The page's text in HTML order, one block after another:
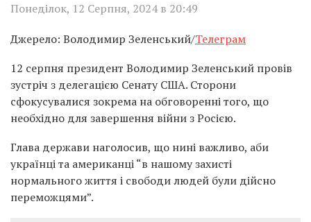
Понеділок, 12 Серпня, 2024 в 20:49
Джерело: Володимир Зеленський/Телеграм
12 серпня президент Володимир Зеленський провів
зустріч з делегацією Сенату США. Сторони
сфокусувалися зокрема на обговоренні того, що
необхідно для завершення війни з Росією.
Глава держави наголосив, що нині важливо, аби
українці та американці “в нашому захисті
нормального життя і свободи людей були дійсно
переможцями”.